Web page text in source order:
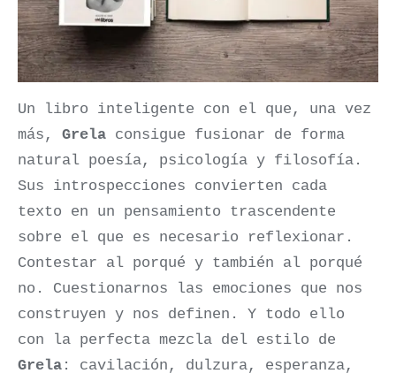
Un libro inteligente con el que, una vez
más, Grela consigue fusionar de forma
natural poesía, psicología y filosofía.
Sus introspecciones convierten cada
texto en un pensamiento trascendente
sobre el que es necesario reflexionar.
Contestar al porqué y también al porqué
no. Cuestionarnos las emociones que nos
construyen y nos definen. Y todo ello
con la perfecta mezcla del estilo de
Grela : cavilación, dulzura, esperanza,